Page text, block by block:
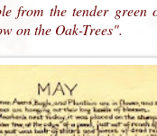
from the tender green
on the Oak-Trees".